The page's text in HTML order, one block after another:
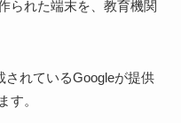
られた端末を、教育機関
されているGoogleが提供
す。